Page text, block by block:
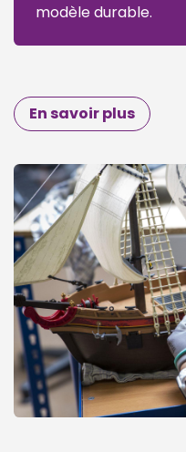
modèle durable.
En savoir plus